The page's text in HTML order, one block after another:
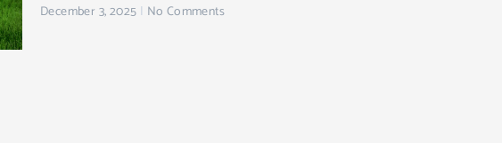
December 3, 2025 No Comments